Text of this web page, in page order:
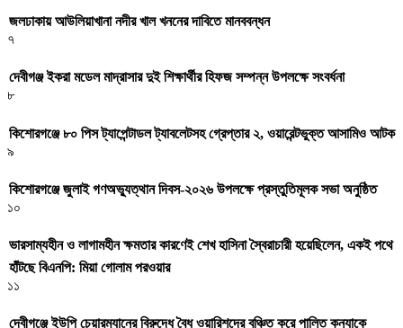
জলঢাকায় আউলিয়াখানা নদীর খাল খননের দাবিতে মানববন্ধন
৭
দেবীগঞ্জ ইকরা মডেল মাদ্রাসার দুই শিক্ষার্থীর হিফজ সম্পন্ন উপলক্ষে সংবর্ধনা
৮
কিশোরগঞ্জে ৮০ পিস ট্যাপেন্টাডল ট্যাবলেটসহ গ্রেপ্তার ২, ওয়ারেন্টভুক্ত আসামিও আটক
৯
কিশোরগঞ্জে জুলাই গণঅভ্যুত্থান দিবস-২০২৬ উপলক্ষে প্রস্তুতিমূলক সভা অনুষ্ঠিত
১০
ভারসাম্যহীন ও লাগামহীন ক্ষমতার কারণেই শেখ হাসিনা স্বৈরাচারী হয়েছিলেন, একই পথে
হাঁটছে বিএনপি: মিয়া গোলাম পরওয়ার
১১
দেবীগঞ্জে ইউপি চেয়ারম্যানের বিরুদ্ধে বৈধ ওয়ারিশদের বঞ্চিত করে পালিত কন্যাকে